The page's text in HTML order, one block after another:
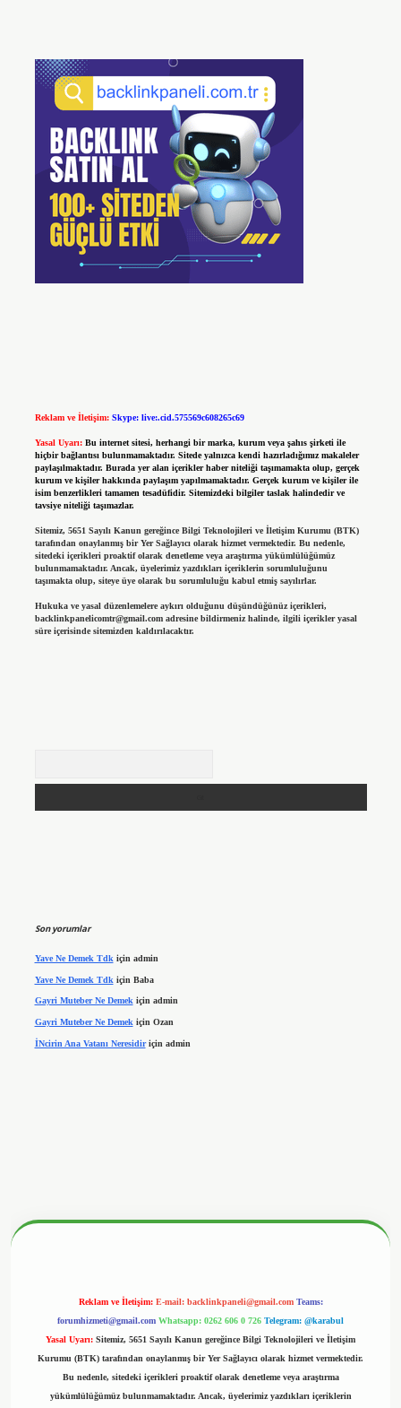
Reklam ve İletişim: Skype: live:.cid.575569c608265c69
Yasal Uyarı: Bu internet sitesi, herhangi bir marka, kurum veya şahıs şirketi ile
hiçbir bağlantısı bulunmamaktadır. Sitede yalnızca kendi hazırladığımız makaleler
paylaşılmaktadır. Burada yer alan içerikler haber niteliği taşımamakta olup, gerçek
kurum ve kişiler hakkında paylaşım yapılmamaktadır. Gerçek kurum ve kişiler ile
isim benzerlikleri tamamen tesadüfidir. Sitemizdeki bilgiler taslak halindedir ve
tavsiye niteliği taşımazlar.
Sitemiz, 5651 Sayılı Kanun gereğince Bilgi Teknolojileri ve İletişim Kurumu (BTK)
tarafından onaylanmış bir Yer Sağlayıcı olarak hizmet vermektedir. Bu nedenle,
sitedeki içerikleri proaktif olarak denetleme veya araştırma yükümlülüğümüz
bulunmamaktadır. Ancak, üyelerimiz yazdıkları içeriklerin sorumluluğunu
taşımakta olup, siteye üye olarak bu sorumluluğu kabul etmiş sayılırlar.
Hukuka ve yasal düzenlemelere aykırı olduğunu düşündüğünüz içerikleri,
backlinkpanelicomtr@gmail.comadresine bildirmeniz halinde, ilgili içerikler yasal
süre içerisinde sitemizden kaldırılacaktır.
Son yorumlar
Yave Ne Demek Tdk için admin
Yave Ne Demek Tdk için Baba
Gayri Muteber Ne Demekiçin admin
Gayri Muteber Ne Demek için Ozan
İNcirin Ana Vatanı Neresidiriçin admin
Reklam ve İletişim: E-mail: backlinkpaneli@gmail.com Teams:
forumhizmeti@gmail.com Whatsapp: 0262 606 0 726 Telegram: @karabul
Yasal Uyarı: Sitemiz, 5651 Sayılı Kanun gereğince Bilgi Teknolojileri ve İletişim
Kurumu (BTK) tarafından onaylanmış bir Yer Sağlayıcı olarak hizmet vermektedir.
Bu nedenle, sitedeki içerikleri proaktif olarak denetleme veya araştırma
yükümlülüğümüz bulunmamaktadır. Ancak, üyelerimiz yazdıkları içeriklerin